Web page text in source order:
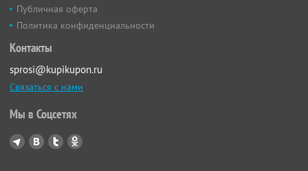
Публичная оферта
Политика конфиденциальности
Контакты
sprosi@kupikupon.ru
Связаться с нами
Мы в Соцсетях